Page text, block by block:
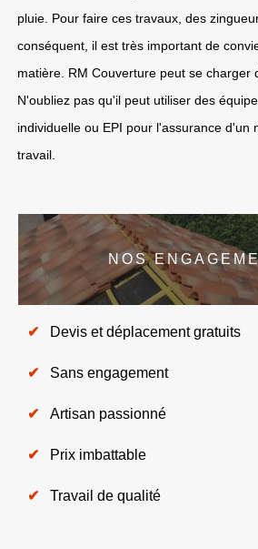
pluie. Pour faire ces travaux, des
conséquent, il est très important de
matière. RM Couverture peut se charger
N'oubliez pas qu'il peut utiliser des
individuelle ou EPI pour l'assurance d'un
travail.
NOS
Devis et déplacement gratuits
Sans engagement
Artisan passionné
Prix imbattable
Travail de qualité